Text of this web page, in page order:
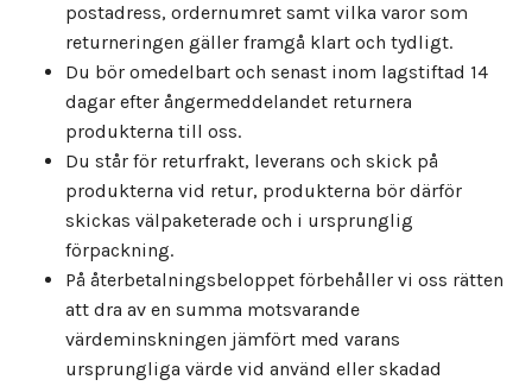
postadress, ordernumret samt vilka varor som
returneringen gäller framgå klart och tydligt.
Du bör omedelbart och senast inom lagstiftad 14
dagar efter ångermeddelandet returnera
produkterna till oss.
Du står för returfrakt, leverans och skick på
produkterna vid retur, produkterna bör därför
skickas välpaketerade och i ursprunglig
förpackning.
På återbetalningsbeloppet förbehåller vi oss rätten
att dra av en summa motsvarande
värdeminskningen jämfört med varans
ursprungliga värde vid använd eller skadad